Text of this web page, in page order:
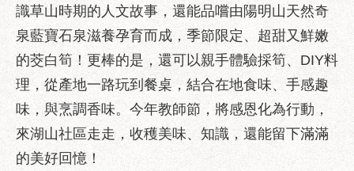
公
開
優
良
事
蹟
影
音
識草山時期的人文故事，還能品嚐由陽明山天然奇
泉藍寶石泉滋養孕育而成，季節限定、超甜又鮮嫩
的茭白筍！更棒的是，還可以親手體驗採筍、DIY料
理，從產地一路玩到餐桌，結合在地食味、手感趣
味，與烹調香味。今年教師節，將感恩化為行動，
來湖山社區走走，收穫美味、知識，還能留下滿滿
的美好回憶！